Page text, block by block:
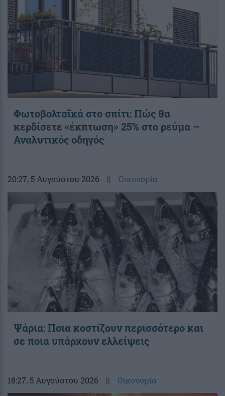
Φωτοβολταϊκά στο σπίτι: Πώς θα
κερδίσετε «έκπτωση» 25% στο ρεύμα –
Αναλυτικός οδηγός
20:27, 5 Αυγούστου 2026 || Οικονομία
Ψάρια: Ποια κοστίζουν περισσότερο και
σε ποια υπάρχουν ελλείψεις
18:27, 5 Αυγούστου 2026 || Οικονομία